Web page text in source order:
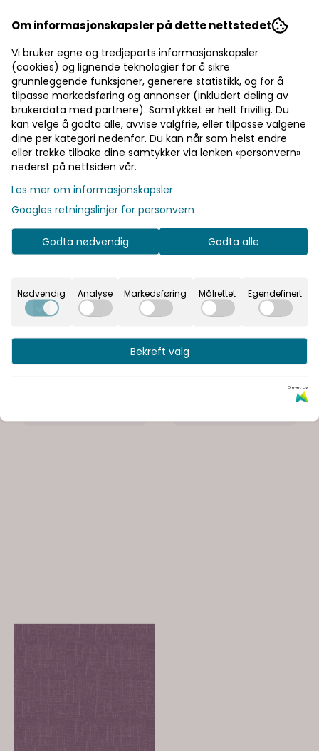
Botanical Charm
W5372-119 3906-147
27,-
Botanical Charm
W5372-14 3906-148
27,-
Om informasjonskapsler på dette nettstedet
Vi bruker egne og tredjeparts informasjonskapsler
(cookies) og lignende teknologier for å sikre
grunnleggende funksjoner, generere statistikk, og for å
tilpasse markedsføring og annonser (inkludert deling av
brukerdata med partnere). Samtykket er helt frivillig. Du
kan velge å godta alle, avvise valgfrie, eller tilpasse valgene
dine per kategori nedenfor. Du kan når som helst endre
eller trekke tilbake dine samtykker via lenken «personvern»
nederst på nettsiden vår.
Les mer om informasjonskapsler
Googles retningslinjer for personvern
Godta nødvendig Godta alle
Nødvendig Analyse Markedsføring Målrettet Egendefinert
Bekreft valg
Drevet av